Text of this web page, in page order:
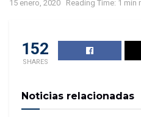
15 enero, 2020 Reading Time: 1 min
152
SHARES
Noticias relacionadas